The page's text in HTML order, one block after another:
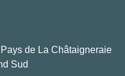
de La Châtaigneraie
Sud